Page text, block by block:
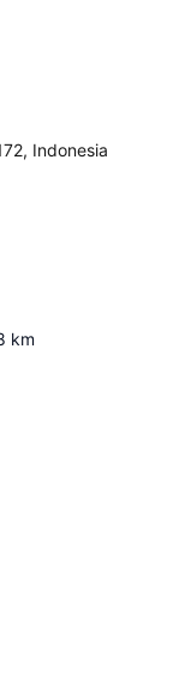
Indonesia
km